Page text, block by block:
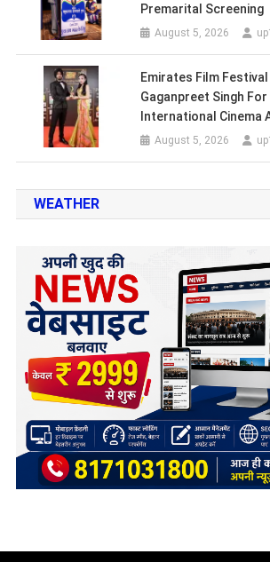
Premarital Screening
August 5, 2026
Emirates Film
Gaganpreet Singh
International Cinema
August 5, 2026
WEATHER